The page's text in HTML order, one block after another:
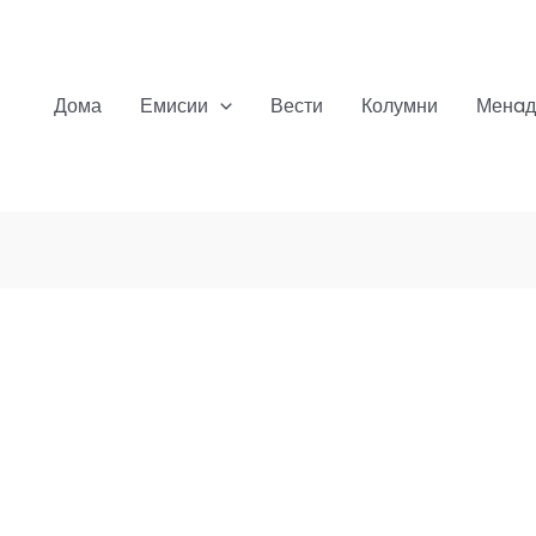
Дома
Емисии Вести Колумни